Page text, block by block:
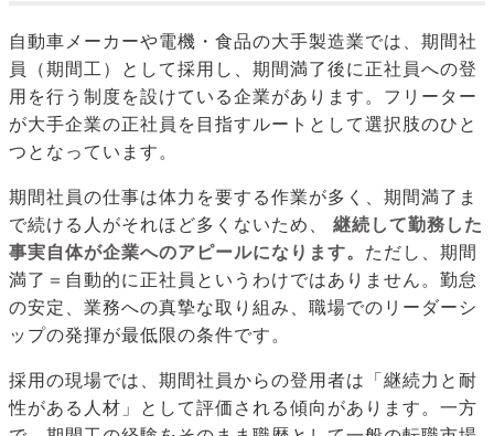
自動車メーカーや電機・食品の大手製造業では、期間社
員（期間工）として採用し、期間満了後に正社員への登
用を行う制度を設けている企業があります。フリーター
が大手企業の正社員を目指すルートとして選択肢のひと
つとなっています。
期間社員の仕事は体力を要する作業が多く、期間満了ま
で続ける人がそれほど多くないため、
継続して勤務した
事実自体が企業へのアピールになります。 ただし、期間
満了＝自動的に正社員というわけではありません。勤怠
の安定、業務への真摯な取り組み、職場でのリーダーシ
ップの発揮が最低限の条件です。
採用の現場では、期間社員からの登用者は「継続力と耐
性がある人材」として評価される傾向があります。一方